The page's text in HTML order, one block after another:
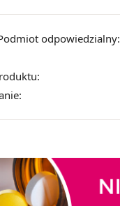
odpowiedzialny: